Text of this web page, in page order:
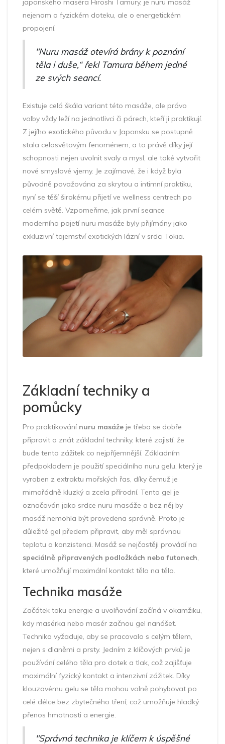
japonského maséra Hiroshi Tamury, je nuru masáž
nejenom o fyzickém doteku, ale o energetickém
propojení.
"Nuru masáž otevírá brány k poznání
těla i duše,“ řekl Tamura během jedné
ze svých seancí.
Existuje celá škála variant této masáže, ale právo
volby vždy leží na jednotlivci či párech, kteří ji praktikují.
Z jejího exotického původu v Japonsku se postupně
stala celosvětovým fenoménem, a to právě díky její
schopnosti nejen uvolnit svaly a mysl, ale také vytvořit
nové smyslové vjemy. Je zajímavé, že i když byla
původně považována za skrytou a intimní praktiku,
nyní se těší širokému přijetí ve wellness centrech po
celém světě. Vzpomeňme, jak první seance
moderního pojetí nuru masáže byly přijímány jako
exkluzivní tajemství exotických lázní v srdci Tokia.
Základní techniky a
pomůcky
Pro praktikování nuru masáže je třeba se dobře
připravit a znát základní techniky, které zajistí, že
bude tento zážitek co nejpříjemnější. Základním
předpokladem je použití speciálního nuru gelu, který je
vyroben z extraktu mořských řas, díky čemuž je
mimořádně kluzký a zcela přírodní. Tento gel je
označován jako srdce nuru masáže a bez něj by
masáž nemohla být provedena správně. Proto je
důležité gel předem připravit, aby měl správnou
teplotu a konzistenci. Masáž se nejčastěji provádí na
speciálně připravených podložkách nebo futonech,
které umožňují maximální kontakt tělo na tělo.
Technika masáže
Začátek toku energie a uvolňování začíná v okamžiku,
kdy masérka nebo masér začnou gel nanášet.
Technika vyžaduje, aby se pracovalo s celým tělem,
nejen s dlaněmi a prsty. Jedním z klíčových prvků je
používání celého těla pro dotek a tlak, což zajišťuje
maximální fyzický kontakt a intenzivní zážitek. Díky
klouzavému gelu se těla mohou volně pohybovat po
celé délce bez zbytečného tření, což umožňuje hladký
přenos hmotnosti a energie.
"Správná technika je klíčem k úspěšné